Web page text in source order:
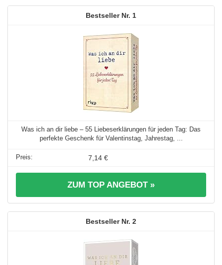
1
Was ich an dir liebe – 55 Liebeserklärungen für jeden Tag: Das
perfekte Geschenk für Valentinstag, Jahrestag, ...
7,14 €
ZUM TOP ANGEBOT »
2